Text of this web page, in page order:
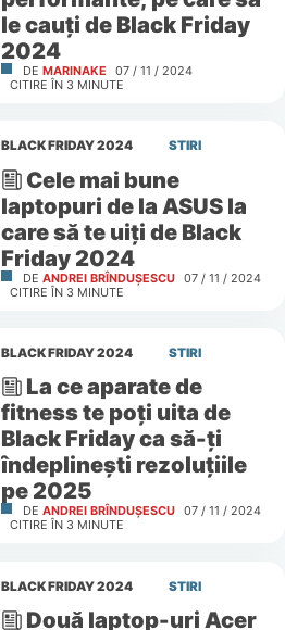
le cauți de Black Friday
2024
DE MARINAKE
07 / 11 / 2024
CITIRE ÎN 3 MINUTE
BLACK FRIDAY 2024 STIRI
Cele mai bune
laptopuri de la ASUS la
care să te uiți de Black
Friday 2024
DE ANDREI BRÎNDUȘESCU 07 / 11 / 2024
CITIRE ÎN 3 MINUTE
BLACK FRIDAY 2024 STIRI
La ce aparate de
fitness te poți uita de
Black Friday ca să-ți
îndeplinești rezoluțiile
pe 2025
DE ANDREI BRÎNDUȘESCU 07 / 11 / 2024
CITIRE ÎN 3 MINUTE
BLACK FRIDAY 2024 STIRI
Două laptop-uri Acer